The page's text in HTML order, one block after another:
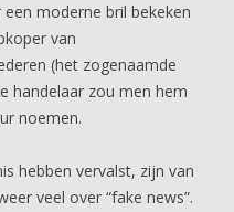
moderne bril bekeken
van
(het zogenaamde
handelaar zou men hem
noemen.
hebben vervalst, zijn van
veel over “fake news”.